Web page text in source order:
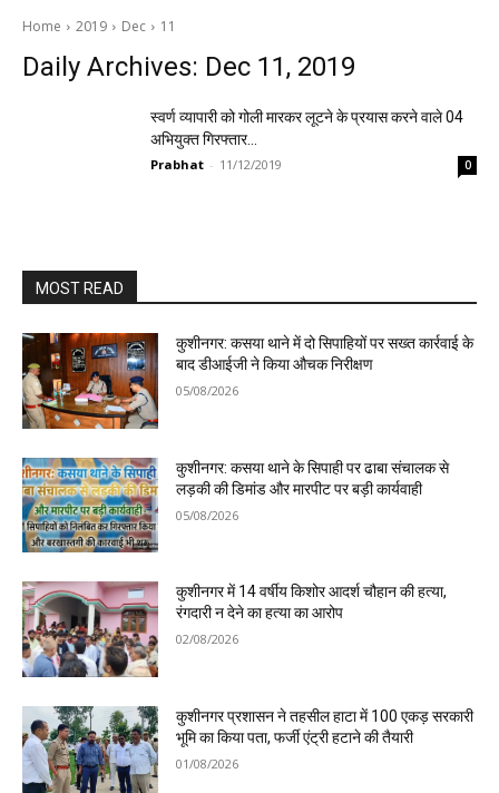
Home 2019 Dec 11
Daily Archives: Dec 11, 2019
स्वर्ण व्यापारी को गोली मारकर लूटने के प्रयास करने वाले 04
अभियुक्त गिरफ्तार…
Prabhat - 11/12/2019 0
MOST READ
कुशीनगर: कसया थाने में दो सिपाहियों पर सख्त कार्रवाई के
बाद डीआईजी ने किया औचक निरीक्षण
05/08/2026
कुशीनगर: कसया थाने के सिपाही पर ढाबा संचालक से
लड़की की डिमांड और मारपीट पर बड़ी कार्यवाही
05/08/2026
कुशीनगर में 14 वर्षीय किशोर आदर्श चौहान की हत्या,
रंगदारी न देने का हत्या का आरोप
02/08/2026
कुशीनगर प्रशासन ने तहसील हाटा में 100 एकड़ सरकारी
भूमि का किया पता, फर्जी एंट्री हटाने की तैयारी
01/08/2026